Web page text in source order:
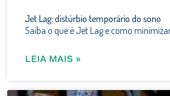
Jet Lag: distúrbio temporário do sono
Saiba o que é Jet Lag e como
LEIA MAIS »